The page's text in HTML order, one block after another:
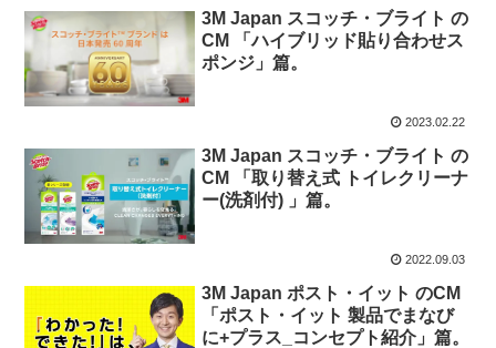
3M Japan スコッチ・ブライト の
CM 「ハイブリッド貼り合わせス
ポンジ」篇。
2023.02.22
3M Japan スコッチ・ブライト の
CM 「取り替え式 トイレクリーナ
ー(洗剤付) 」篇。
2022.09.03
3M Japan ポスト・イット のCM
「ポスト・イット 製品でまなび
に+プラス_コンセプト紹介」篇。